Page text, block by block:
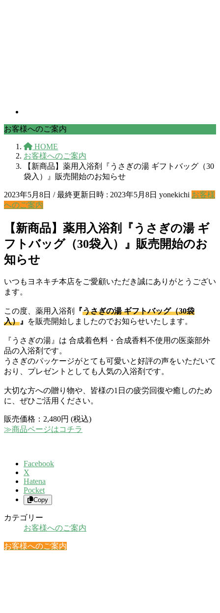
お客様へのご案内
HOME
お客様へのご案内
【新商品】薬用入浴剤『うさぎの湯 ギフトバッグ（30
袋入）』販売開始のお知らせ
2023年5月8日 / 最終更新日時 : 2023年5月8日 yonekichi お客様
へのご案内
【新商品】薬用入浴剤『うさぎの湯 ギ
フトバッグ（30袋入）』販売開始のお
知らせ
いつもヨネキチ本店をご愛顧いただき誠にありがとうござい
ます。
この度、薬用入浴剤 『うさぎの湯 ギフトバッグ（30袋
入）』 を販売開始しましたのでお知らせいたします。
『うさぎの湯』は 合成着色料・合成香料不使用の医薬部外
品の入浴剤です。
うさぎのパッケージがとても可愛いと好評の声をいただいて
おり、プレゼントとしても人気の入浴剤です。
大切な方への贈り物や、皆様の1日の疲労回復や癒しのため
に、ぜひご活用ください。
販売価格：2,480円 (税込)
≫商品ページはコチラ
Facebook
X
Hatena
Pocket
Copy
カテゴリー
お客様へのご案内
お客様へのご案内